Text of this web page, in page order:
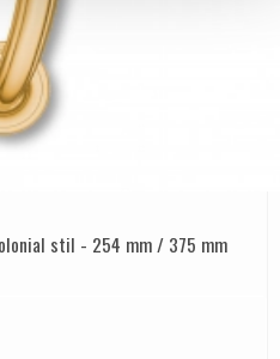
stil - 254 mm / 375 mm